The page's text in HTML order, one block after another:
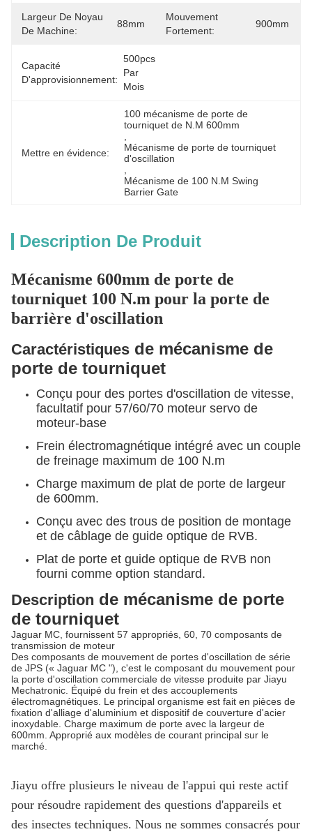
Largeur De Noyau
De Machine:
88mm
Mouvement
Fortement:
900mm
Capacité
D'approvisionnement:
500pcs
Par
Mois
Mettre en évidence:
100 mécanisme de porte de
tourniquet de N.M 600mm
Mécanisme de porte de tourniquet
d'oscillation
Mécanisme de 100 N.M Swing
Barrier Gate
Description De Produit
Mécanisme 600mm de porte de
tourniquet 100 N.m pour la porte de
barrière d'oscillation
Caractéristiques de mécanisme de
porte de tourniquet
Conçu pour des portes d'oscillation de vitesse,
facultatif pour 57/60/70 moteur servo de
moteur-base
Frein électromagnétique intégré avec un couple
de freinage maximum de 100 N.m
Charge maximum de plat de porte de largeur
de 600mm.
Conçu avec des trous de position de montage
et de câblage de guide optique de RVB.
Plat de porte et guide optique de RVB non
fourni comme option standard.
Description de mécanisme de porte
de tourniquet
Jaguar MC, fournissent 57 appropriés, 60, 70 composants de
transmission de moteur
Des composants de mouvement de portes d'oscillation de série
de JPS (« Jaguar MC "), c'est le composant du mouvement pour
la porte d'oscillation commerciale de vitesse produite par Jiayu
Mechatronic. Équipé du frein et des accouplements
électromagnétiques. Le principal organisme est fait en pièces de
fixation d'alliage d'aluminium et dispositif de couverture d'acier
inoxydable. Charge maximum de porte avec la largeur de
600mm. Approprié aux modèles de courant principal sur le
marché.
Jiayu offre plusieurs le niveau de l'appui qui reste actif
pour résoudre rapidement des questions d'appareils et
des insectes techniques. Nous ne sommes consacrés pour